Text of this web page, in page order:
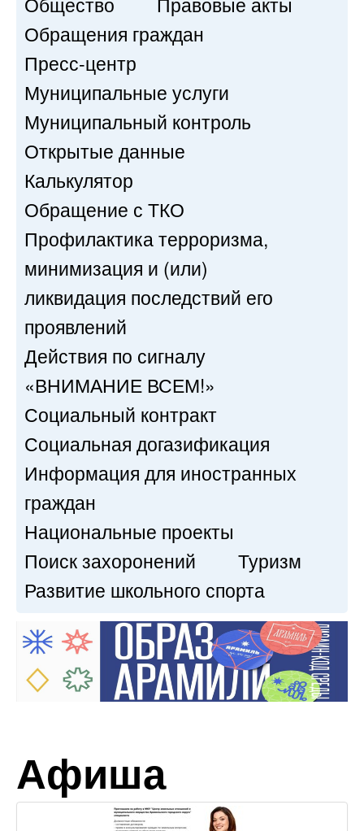
Обращения граждан
Пресс-центр
Муниципальные услуги
Муниципальный контроль
Открытые данные
Калькулятор
Обращение с ТКО
Профилактика терроризма,
минимизация и (или)
ликвидация последствий его
проявлений
Действия по сигналу
«ВНИМАНИЕ ВСЕМ!»
Социальный контракт
Социальная догазификация
Информация для иностранных
граждан
Национальные проекты
Поиск захоронений
Туризм
Развитие школьного спорта
Афиша